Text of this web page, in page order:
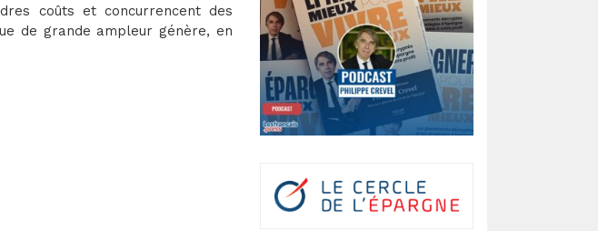
coûts et concurrencent des
de grande ampleur génère, en